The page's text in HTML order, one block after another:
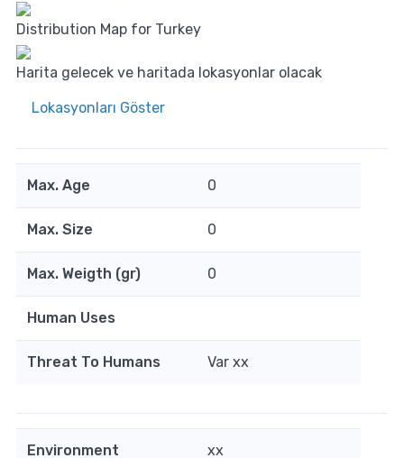
Distribution Map for Turkey
Harita gelecek ve haritada lokasyonlar olacak
Lokasyonları Göster
Max. Age 0
Max. Size 0
Max. Weigth (gr) 0
Human Uses
Threat To Humans Var xx
Environment xx